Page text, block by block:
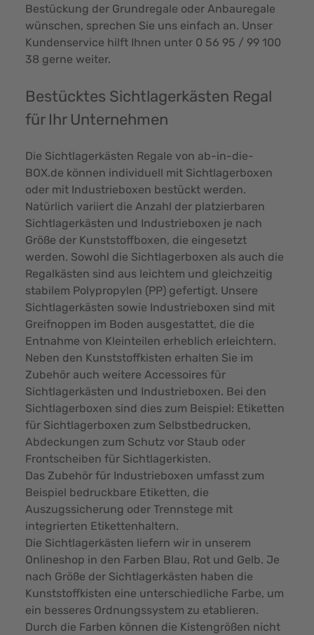
Bestückung der Grundregale oder Anbauregale
wünschen, sprechen Sie uns einfach an. Unser
Kundenservice hilft Ihnen unter 0 56 95 / 99 100
38 gerne weiter.
Bestücktes Sichtlagerkästen Regal
für Ihr Unternehmen
Die Sichtlagerkästen Regale von ab-in-die-
BOX.de können individuell mit Sichtlagerboxen
oder mit Industrieboxen bestückt werden.
Natürlich variiert die Anzahl der platzierbaren
Sichtlagerkästen und Industrieboxen je nach
Größe der Kunststoffboxen, die eingesetzt
werden. Sowohl die Sichtlagerboxen als auch die
Regalkästen sind aus leichtem und gleichzeitig
stabilem Polypropylen (PP) gefertigt. Unsere
Sichtlagerkästen sowie Industrieboxen sind mit
Greifnoppen im Boden ausgestattet, die die
Entnahme von Kleinteilen erheblich erleichtern.
Neben den Kunststoffkisten erhalten Sie im
Zubehör auch weitere Accessoires für
Sichtlagerkästen und Industrieboxen. Bei den
Sichtlagerboxen sind dies zum Beispiel: Etiketten
für Sichtlagerboxen zum Selbstbedrucken,
Abdeckungen zum Schutz vor Staub oder
Frontscheiben für Sichtlagerkisten.
Das Zubehör für Industrieboxen umfasst zum
Beispiel bedruckbare Etiketten, die
Auszugssicherung oder Trennstege mit
integrierten Etikettenhaltern.
Die Sichtlagerkästen liefern wir in unserem
Onlineshop in den Farben Blau, Rot und Gelb. Je
nach Größe der Sichtlagerkästen haben die
Kunststoffkisten eine unterschiedliche Farbe, um
ein besseres Ordnungssystem zu etablieren.
Durch die Farben können die Kistengrößen nicht